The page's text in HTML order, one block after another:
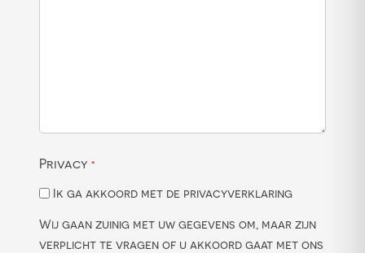
Privacy *
Ik ga akkoord met de privacyverklaring
Wij gaan zuinig met uw gegevens om, maar zijn
verplicht te vragen of u akkoord gaat met ons